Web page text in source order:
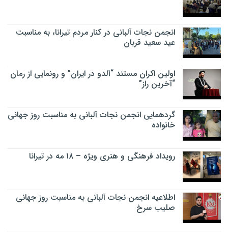
انجمن نجات آلبانی در کنار مردم تیرانا، به مناسبت
عید سعید قربان
اولین اکران مستند “آلدو در ایران” و رونمایی از رمان
“آخرین راز”
گردهمایی انجمن نجات آلبانی به مناسبت روز جهانی
خانواده
رویداد فرهنگی و هنری ویژه – ۱۸ مه در تیرانا
اطلاعیه انجمن نجات آلبانی به مناسبت روز جهانی
صلیب سرخ